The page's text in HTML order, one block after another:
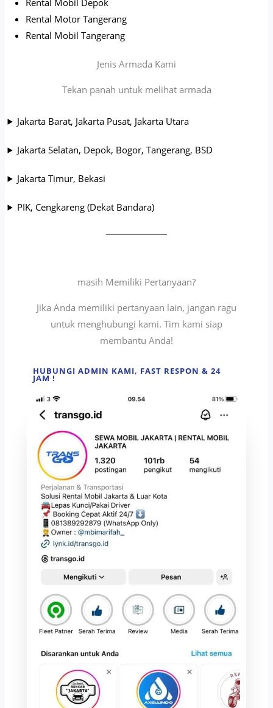
Rental Motor Tangerang
Rental Mobil Tangerang
Jenis Armada Kami
Tekan panah untuk melihat armada
Jakarta Barat, Jakarta Pusat, Jakarta Utara
Jakarta Selatan, Depok, Bogor, Tangerang, BSD
Jakarta Timur, Bekasi
PIK, Cengkareng (Dekat Bandara)
masih Memiliki Pertanyaan?
Jika Anda memiliki pertanyaan lain, jangan ragu
untuk menghubungi kami. Tim kami siap
membantu Anda!
HUBUNGI ADMIN KAMI, FAST RESPON & 24
JAM !